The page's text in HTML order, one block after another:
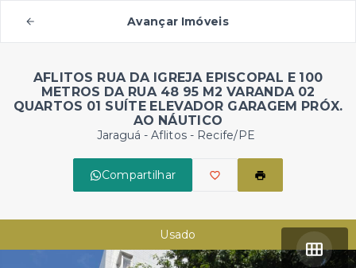
Avançar Imóveis
AFLITOS RUA DA IGREJA EPISCOPAL E 100
METROS DA RUA 48 95 M2 VARANDA 02
QUARTOS 01 SUÍTE ELEVADOR GARAGEM PRÓX.
AO NÁUTICO
Jaraguá -Aflitos - Recife/PE
Compartilhar
Usado